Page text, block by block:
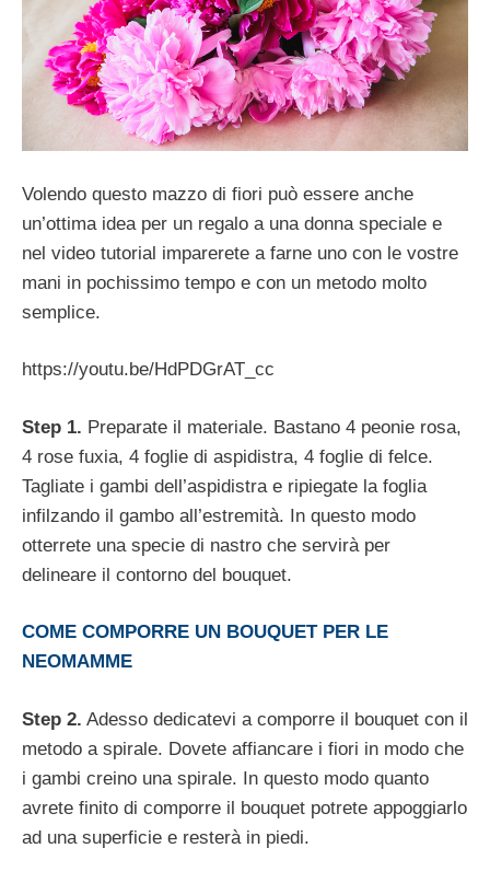
Volendo questo mazzo di fiori può essere anche
un’ottima idea per un regalo a una donna speciale e
nel video tutorial imparerete a farne uno con le vostre
mani in pochissimo tempo e con un metodo molto
semplice.
https://youtu.be/HdPDGrAT_cc
Step 1. Preparate il materiale. Bastano 4 peonie rosa,
4 rose fuxia, 4 foglie di aspidistra, 4 foglie di felce.
Tagliate i gambi dell’aspidistra e ripiegate la foglia
infilzando il gambo all’estremità. In questo modo
otterrete una specie di nastro che servirà per
delineare il contorno del bouquet.
COME COMPORRE UN BOUQUET PER LE
NEOMAMME
Step 2. Adesso dedicatevi a comporre il bouquet con il
metodo a spirale. Dovete affiancare i fiori in modo che
i gambi creino una spirale. In questo modo quanto
avrete finito di comporre il bouquet potrete appoggiarlo
ad una superficie e resterà in piedi.